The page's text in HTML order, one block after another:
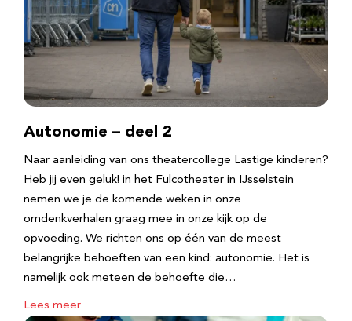
Autonomie – deel 2
Naar aanleiding van ons theatercollege Lastige kinderen?
Heb jij even geluk! in het Fulcotheater in IJsselstein
nemen we je de komende weken in onze
omdenkverhalen graag mee in onze kijk op de
opvoeding. We richten ons op één van de meest
belangrijke behoeften van een kind: autonomie. Het is
namelijk ook meteen de behoefte die…
Lees meer